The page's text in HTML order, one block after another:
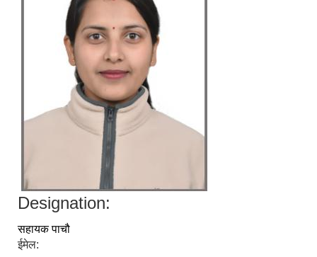
Designation:
सहायक पाचौ
ईमेल: